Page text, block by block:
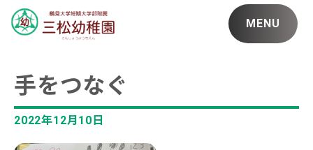
MENU
手をつなぐ
2022年12月10日